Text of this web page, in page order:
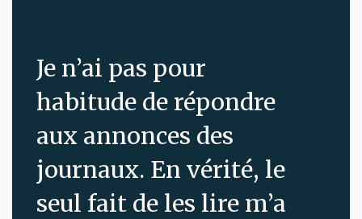
Je n’ai pas pour
habitude de répondre
aux annonces des
journaux. En vérité, le
seul fait de les lire m’a